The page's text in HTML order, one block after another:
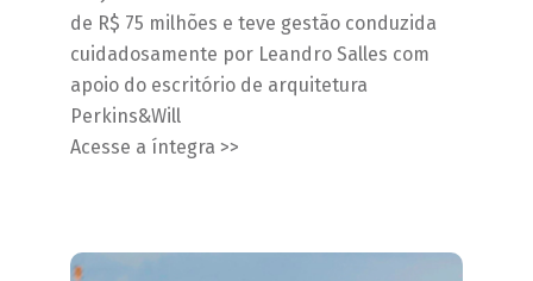
de R$ 75 milhões e teve gestão conduzida
cuidadosamente por Leandro Salles com
apoio do escritório de arquitetura
Perkins&Will
Acesse a íntegra >>